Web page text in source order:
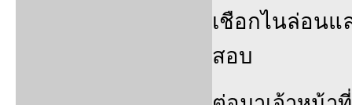
เชือกไนล่อนแ
สอบ